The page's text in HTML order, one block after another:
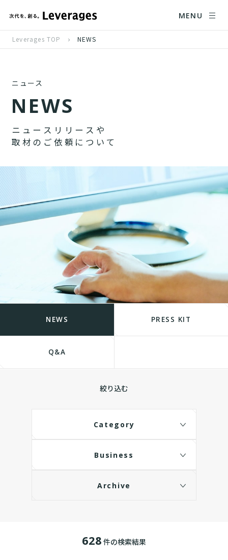
MENU
Leverages TOP NEWS
ニュース
NEWS
ニ ュ ー ス リ リ ー ス や
取 材 の ご 依 頼 に つ い て
NEWS PRESS KIT
Q&A
絞り込む
Category
Business
Archive
628 件の検索結果